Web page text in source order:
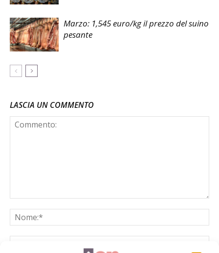
Marzo: 1,545 euro/kg il prezzo del suino
pesante
LASCIA UN COMMENTO